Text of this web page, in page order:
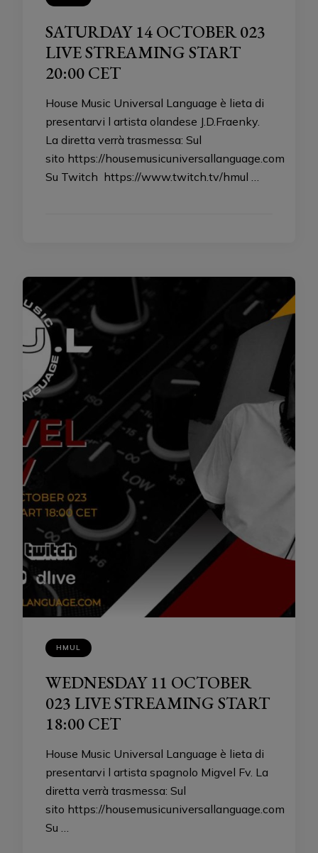
SATURDAY 14 OCTOBER 023
LIVE STREAMING START
20:00 CET
House Music Universal Language è lieta di
presentarvi l artista olandese J.D.Fraenky.
La diretta verrà trasmessa: Sul
sito https://housemusicuniversallanguage.com
Su Twitch https://www.twitch.tv/hmul …
HMUL
WEDNESDAY 11 OCTOBER
023 LIVE STREAMING START
18:00 CET
House Music Universal Language è lieta di
presentarvi l artista spagnolo Migvel Fv. La
diretta verrà trasmessa: Sul
sito https://housemusicuniversallanguage.com
Su …